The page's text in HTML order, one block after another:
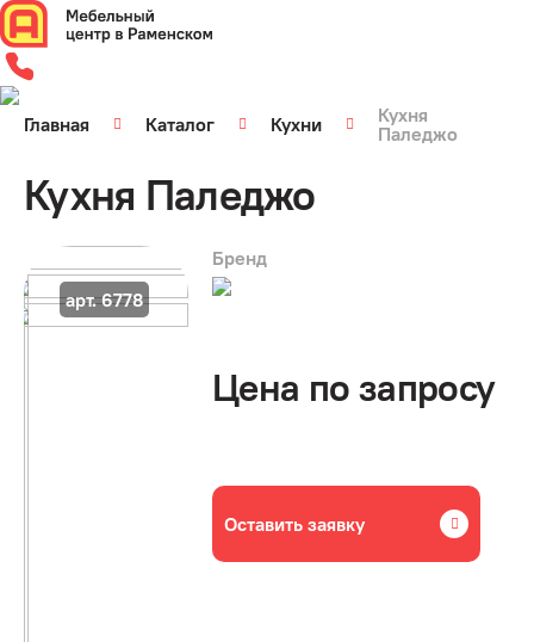
Главная Каталог Кухни
Кухня
Паледжо
Кухня Паледжо
арт. 6778
Бренд
Цена по запросу
Оставить заявку